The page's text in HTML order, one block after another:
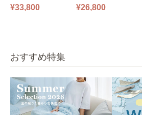
ファ フロアソファ 幅14
¥33,800
ファ フロアソファ 幅10
¥26,800
おすすめ特集